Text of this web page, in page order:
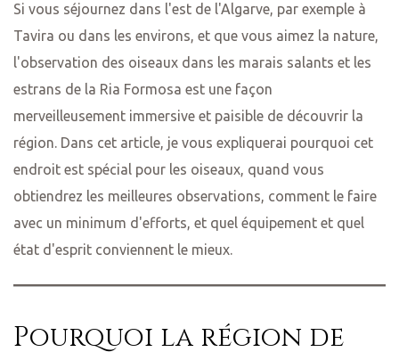
Si vous séjournez dans l'est de l'Algarve, par exemple à
Tavira ou dans les environs, et que vous aimez la nature,
l'observation des oiseaux dans les marais salants et les
estrans de la Ria Formosa est une façon
merveilleusement immersive et paisible de découvrir la
région. Dans cet article, je vous expliquerai pourquoi cet
endroit est spécial pour les oiseaux, quand vous
obtiendrez les meilleures observations, comment le faire
avec un minimum d'efforts, et quel équipement et quel
état d'esprit conviennent le mieux.
Pourquoi la région de